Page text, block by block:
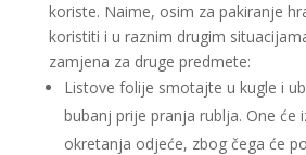
koriste. Naime, osim za pakiranje
koristiti i u raznim drugim
zamjena za druge predmete:
Listove folije smotajte u kugle i
bubanj prije pranja rublja. One će
okretanja odjeće, zbog čega će